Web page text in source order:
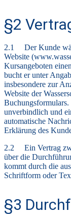
§2
2.1 Der Kunde
Website
Kursangeboten
bucht er unter
insbesondere zur
Website der
unverbindlich und
automatische
Erklärung des
2.2 Ein Vertrag
über die
kommt durch die
Schriftform oder
§3